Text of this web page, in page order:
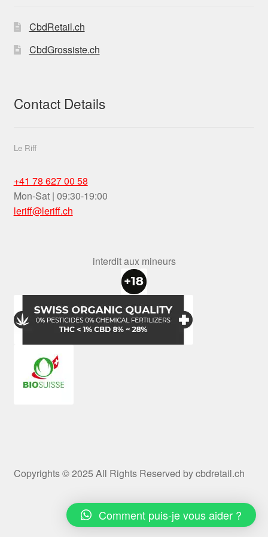
CbdRetail.ch
CbdGrossiste.ch
Contact Details
Le Riff
+41 78 627 00 58
Mon-Sat | 09:30-19:00
leriff@leriff.ch
interdit aux mineurs
Copyrights © 2025 All Rights Reserved by cbdretail.ch
Comment puis-je vous aider ?